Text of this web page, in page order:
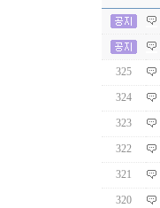
325
324
323
322
321
320